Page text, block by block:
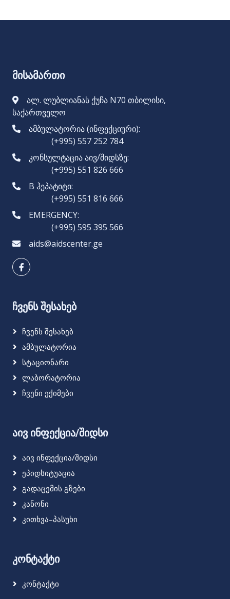
მისამართი
ალ. ლუბლიანას ქუჩა N70 თბილისი,
საქართველო
ამბულატორია (ინფექციური):
(+995) 557 252 784
კონსულტაცია აივ/შიდსზე:
(+995) 551 826 666
B ჰეპატიტი:
(+995) 551 816 666
EMERGENCY:
(+995) 595 395 566
aids@aidscenter.ge
ჩვენს შესახებ
Ჩვენს Შესახებ
Ამბულატორია
Სტაციონარი
Ლაბორატორია
Ჩვენი Ექიმები
აივ ინფექცია/შიდსი
Აივ Ინფექცია/შიდსი
Ეპიდსიტუაცია
Გადაცემის Გზები
Კანონი
Კითხვა–Პასუხი
კონტაქტი
Კონტაქტი